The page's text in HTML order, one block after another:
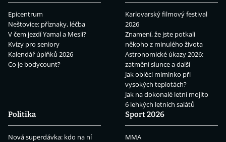
Epicentrum
Neštovice: příznaky, léčba
V čem jezdí Yamal a Mesii?
Kvízy pro seniory
Kalendář úplňků 2026
Co je bodycount?
Karlovarský filmový festival
2026
Znamení, že jste potkali
někoho z minulého života
Astronomické úkazy 2026:
zatmění slunce a další
Jak obléci miminko při
vysokých teplotách?
Jak na dokonalé letní mojito
6 lehkých letních salátů
Politika
Nová superdávka: kdo na ní
Sport 2026
MMA